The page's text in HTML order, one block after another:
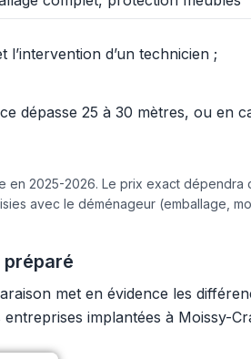
d’un technicien ;
dépasse 25 à 30 mètres, ou en
en 2025-2026. Le prix exact dépendra
avec le déménageur (emballage,
met en évidence les
implantées à Moissy-